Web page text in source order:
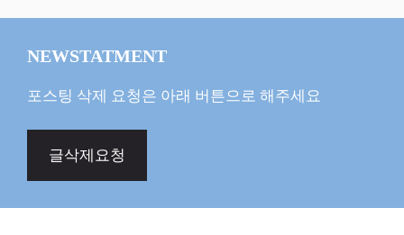
NEWSTATMENT
포스팅 삭제 요청은 아래 버튼으로 해주세요
글삭제요청